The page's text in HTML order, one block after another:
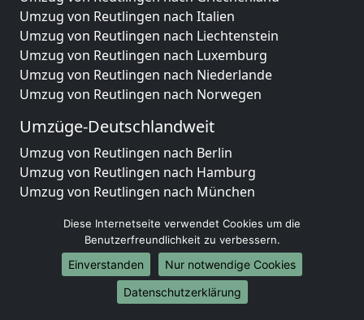
Umzug von Reutlingen nach Italien
Umzug von Reutlingen nach Liechtenstein
Umzug von Reutlingen nach Luxemburg
Umzug von Reutlingen nach Niederlande
Umzug von Reutlingen nach Norwegen
Umzüge-Deutschlandweit
Umzug von Reutlingen nach Berlin
Umzug von Reutlingen nach Hamburg
Umzug von Reutlingen nach München
Umzug von Reutlingen nach Frankfurt am Main
Umzug von Reutlingen nach Stuttgart
Umzug von Reutlingen nach Düsseldorf
Umzug von Reutlingen nach Leipzig
Umzug von Reutlingen nach Dortmund
Diese Internetseite verwendet Cookies um die
Benutzerfreundlichkeit zu verbessern.
Einverstanden
Nur notwendige Cookies
Datenschutzerklärung